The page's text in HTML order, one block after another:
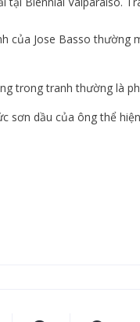
của Jose Basso thường
trong tranh thường là
sơn dầu của ông thể